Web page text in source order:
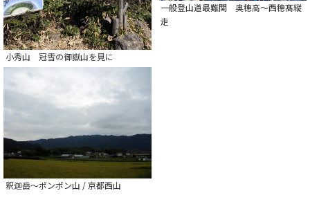
小秀山 冠雪の御嶽山を見に
一般登山道最難関 奥穂高～西穂髙縦
走
釈迦岳～ポンポン山 / 京都西山